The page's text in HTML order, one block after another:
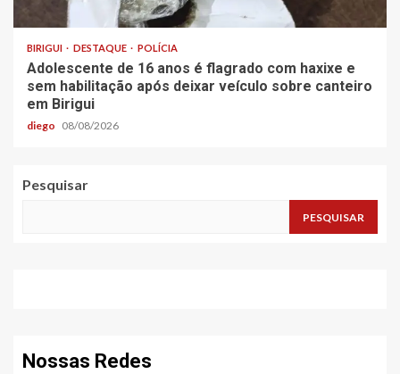
BIRIGUI DESTAQUE POLÍCIA
Adolescente de 16 anos é flagrado com haxixe e
sem habilitação após deixar veículo sobre canteiro
em Birigui
diego 08/08/2026
Pesquisar
PESQUISAR
Nossas Redes